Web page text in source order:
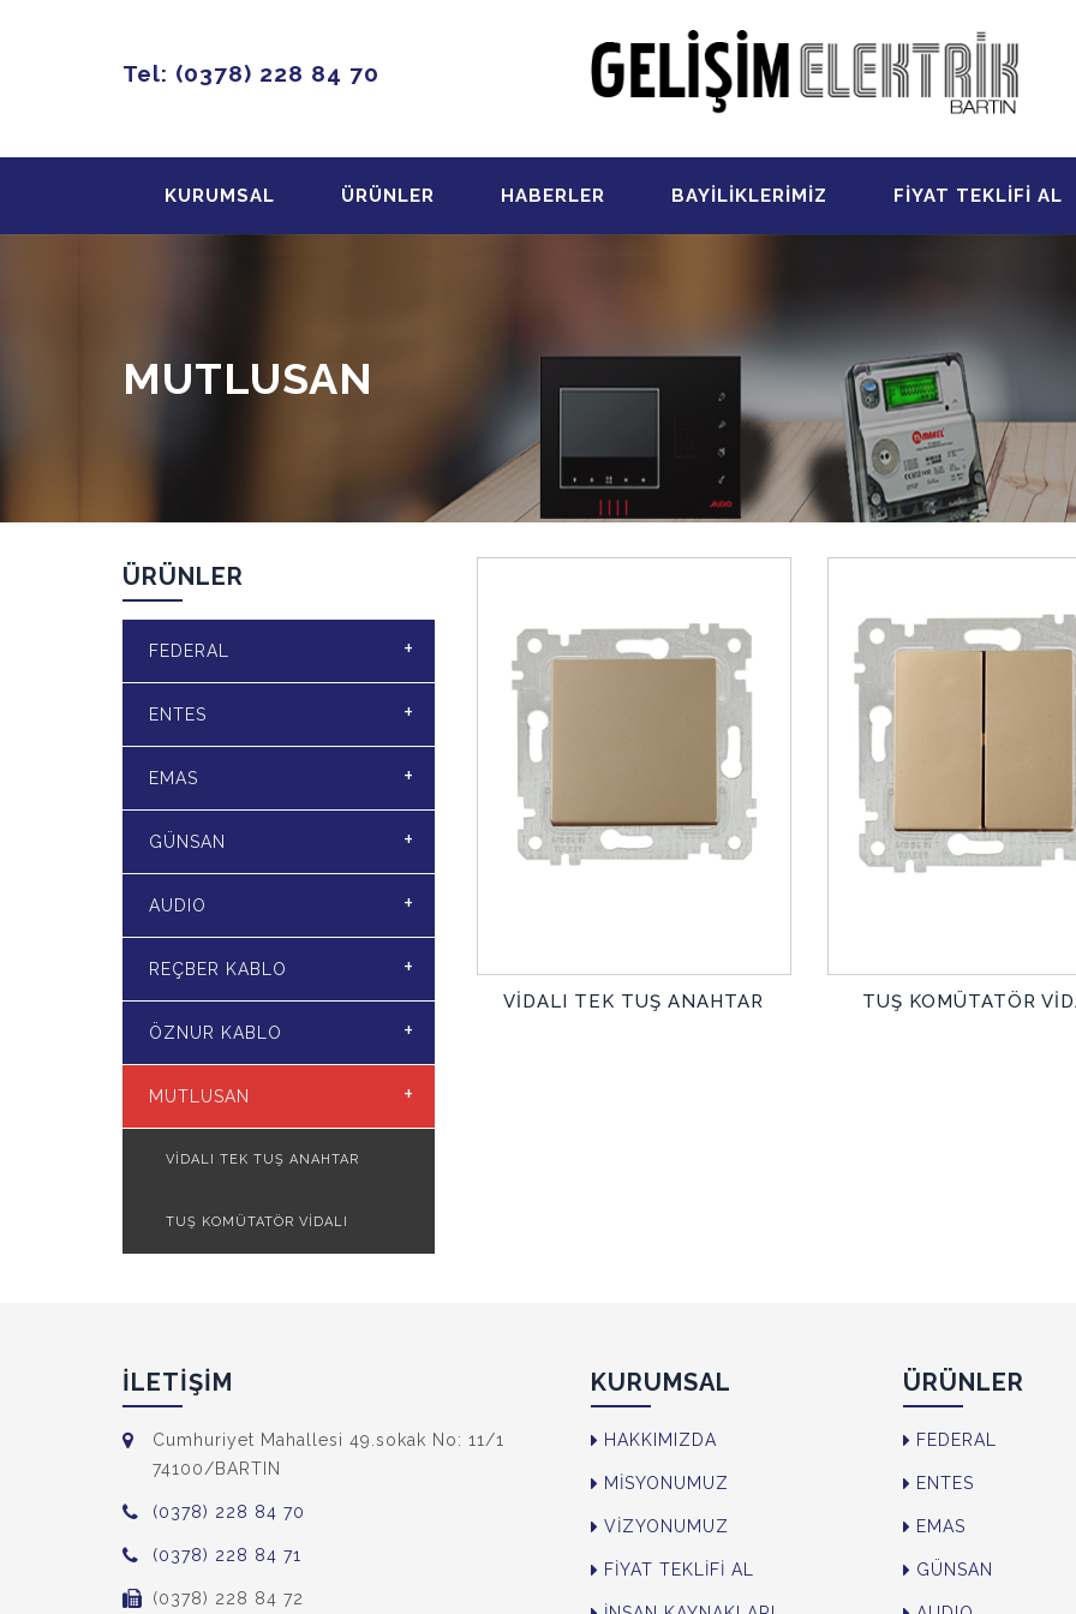
Tel: (0378) 228 84 70
KURUMSAL ÜRÜNLER HABERLER BAYİLİKLERİMİZ FİYAT TEKLİFİ AL
MUTLUSAN
ÜRÜNLER
FEDERAL +
ENTES +
EMAS +
GÜNSAN +
AUDIO +
REÇBER KABLO +
ÖZNUR KABLO +
MUTLUSAN +
VİDALI TEK TUŞ ANAHTAR
TUŞ KOMÜTATÖR VİDALI
VİDALI TEK TUŞ ANAHTAR TUŞ KOMÜTATÖR
İLETİŞİM
Cumhuriyet Mahallesi 49.sokak No: 11/1
74100/BARTIN
(0378) 228 84 70
(0378) 228 84 71
(0378) 228 84 72
KURUMSAL
HAKKIMIZDA
MİSYONUMUZ
VİZYONUMUZ
FİYAT TEKLİFİ AL
ÜRÜNLER
FEDERAL
ENTES
EMAS
GÜNSAN